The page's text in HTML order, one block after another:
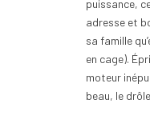
puissance,
adresse et
sa famille
en cage).
moteur
beau, le